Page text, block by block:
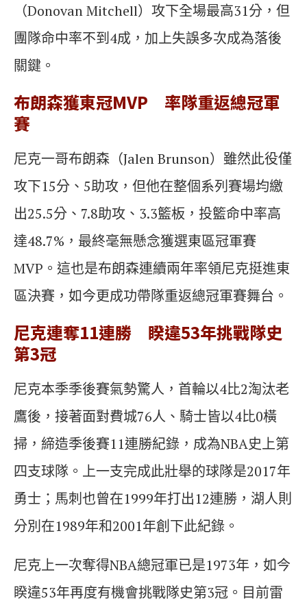
（Donovan Mitchell）攻下全場最高31分，但
團隊命中率不到4成，加上失誤多次成為落後
關鍵。
布朗森獲東冠MVP 率隊重返總冠軍
賽
尼克一哥布朗森（Jalen Brunson）雖然此役僅
攻下15分、5助攻，但他在整個系列賽場均繳
出25.5分、7.8助攻、3.3籃板，投籃命中率高
達48.7%，最終毫無懸念獲選東區冠軍賽
MVP。這也是布朗森連續兩年率領尼克挺進東
區決賽，如今更成功帶隊重返總冠軍賽舞台。
尼克連奪11連勝 睽違53年挑戰隊史
第3冠
尼克本季季後賽氣勢驚人，首輪以4比2淘汰老
鷹後，接著面對費城76人、騎士皆以4比0橫
掃，締造季後賽11連勝紀錄，成為NBA史上第
四支球隊。上一支完成此壯舉的球隊是2017年
勇士；馬刺也曾在1999年打出12連勝，湖人則
分別在1989年和2001年創下此紀錄。
尼克上一次奪得NBA總冠軍已是1973年，如今
睽違53年再度有機會挑戰隊史第3冠。目前雷